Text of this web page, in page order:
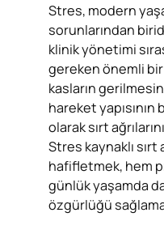
Stres, modern
sorunlarından
klinik yönetimi
gereken önemli
kasların
hareket
olarak sırt
Stres kaynaklı sırt
hafifletmek, hem
günlük yaşamda
özgürlüğü